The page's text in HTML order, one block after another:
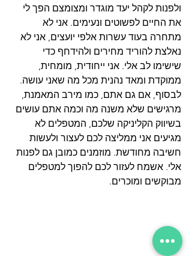
ולפנות לקהל יעד מוגדר ומצומצם הפך לי
את החיים לפשוטים ונעימים. אני לא
מתחרה בעוד עשרות אלפי יועצים, אני לא
נאלצת להוריד מחירים ולהידחף כדי
שישימו לב אלי. אני ייחודית, מומחית,
ממוקדת ומאד נהנית מכל מה שאני עושה.
לבסוף, אם גם אתם, כמו מירב המאמנת,
מרגישים שלא משנה מה וכמה אתם עושים
בשיווק הקליניקה שלכם, המטפלים לא
מגיעים אני ממליצה לכם לעצור ולעשות
חשיבה מחודשת. מוזמנים כמובן גם לפנות
אלי. אשמח לעזור לכם להפוך למטפלים
מבוקשים ומוכרים.